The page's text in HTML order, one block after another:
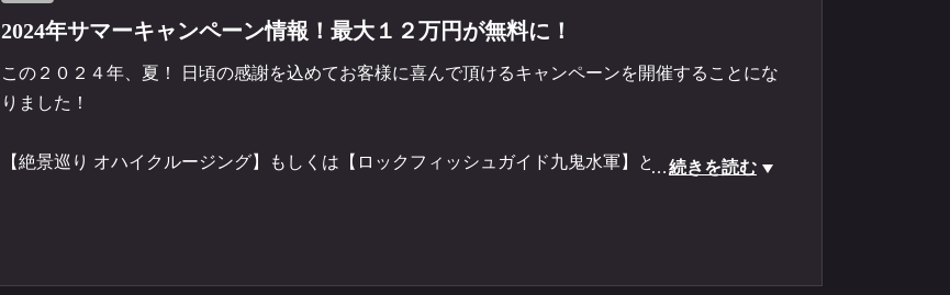
2024年サマーキャンペーン情報！最大１２万円が無料に！
この２０２４年、夏！ 日頃の感謝を込めてお客様に喜んで頂けるキャンペーンを開催することにな
りました！
【絶景巡り オハイクルージング】もしくは【ロックフィッシュガイド九鬼水軍】と【海鮮バーベキ
…続きを読む